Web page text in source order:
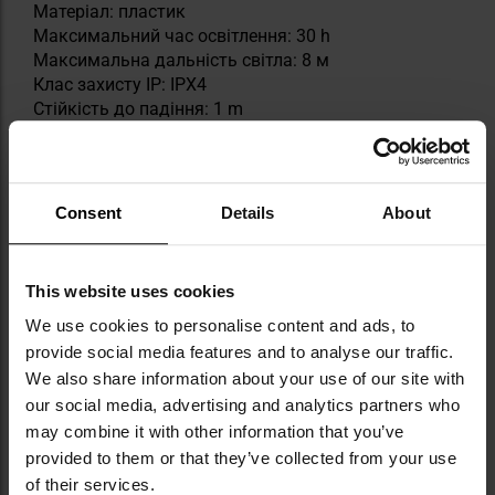
Consent Details About
This website uses cookies
We use cookies to personalise content and ads, to
provide social media features and to analyse our traffic.
We also share information about your use of our site with
our social media, advertising and analytics partners who
may combine it with other information that you’ve
provided to them or that they’ve collected from your use
of their services.
Матеріал: пластик
Максимальний час освітлення: 30 h
Максимальна дальність світла: 8 м
Клас захисту IP: IPX4
Стійкість до падіння: 1 m
Тип світлодіода: регульований світлодіод Maxbright
Розміри: 65 х 30 мм
Вага: 14 г (з елементами живлення)
ТЕХНІЧНІ ДАНІ